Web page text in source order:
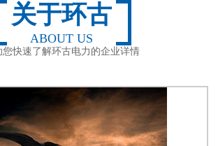
关于环古
ABOUT US
您快速了解环古电力的企业详情